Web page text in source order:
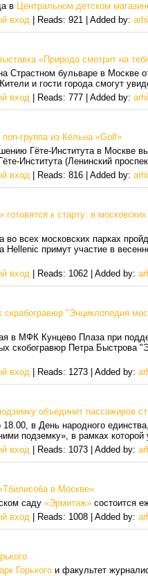
в Центральном детском
вход | Reads: 921 | Added by:
«Природа смотрит на
Страстном бульваре в Москве
и гости города смогут
вход | Reads: 777 | Added by:
группа из Кёльна «Golf»
Гёте-Института в Москве
Института (Ленинский
вход | Reads: 816 | Added by:
к старту: в
во всех московских парках
Hellenic примут участие в
вход | Reads: 1062 | Added by:
скрабогравюр "Энциклопедия
в МФК Кунцево Плаза при
скобогравюр Петра Быстрова
вход | Reads: 1273 | Added by:
объединит пассажиров
в День народного
подземку», в рамках
вход | Reads: 1073 | Added by:
в Москве»
саду «Эрмитаж» состоится
вход | Reads: 1008 | Added by:
Горького и факультет